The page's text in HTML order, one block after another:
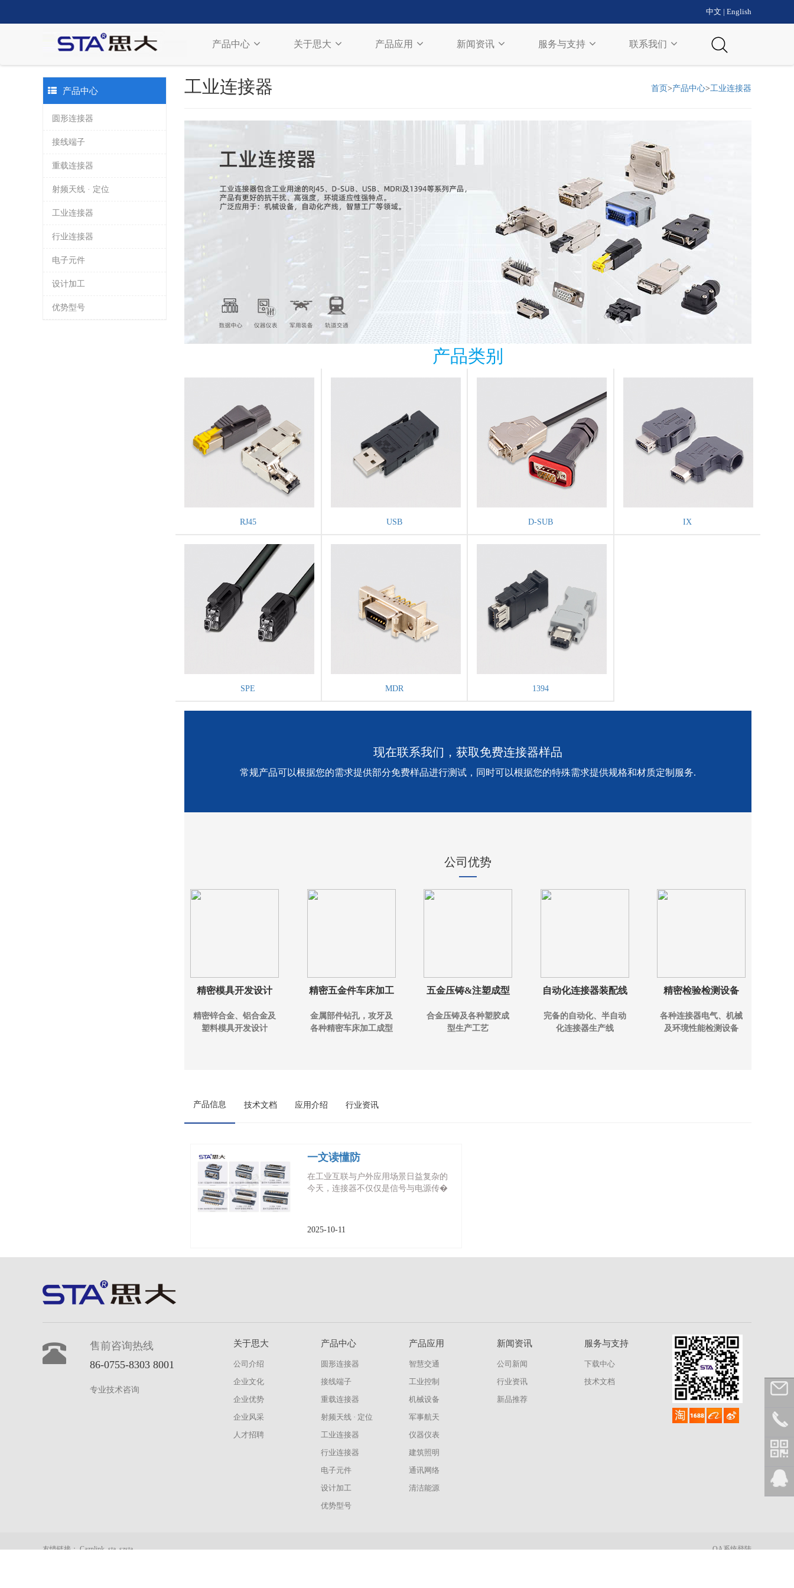
中文 | English
产品中心 关于思大 产品应用 新闻资讯 服务与支持 联系我们
产品中心
圆形连接器
接线端子
重载连接器
射频天线 · 定位
工业连接器
行业连接器
电子元件
设计加工
优势型号
首页>产品中心>工业连接器
工业连接器
产品类别
RJ45 USB D-SUB IX
SPE MDR 1394
现在联系我们，获取免费连接器样品
常规产品可以根据您的需求提供部分免费样品进行测试，同时可以根据您的特殊需求提供规格和材质定制服务.
公司优势
精密模具开发设计
精密锌合金、铝合金及
塑料模具开发设计
精密五金件车床加工
金属部件钻孔，攻牙及
各种精密车床加工成型
五金压铸&注塑成型
合金压铸及各种塑胶成
型生产工艺
自动化连接器装配线
完备的自动化、半自动
化连接器生产线
精密检验检测设备
各种连接器电气、机械
及环境性能检测设备
产品信息 技术文档 应用介绍 行业资讯
一文读懂防
在工业互联与户外应用场景日益复杂的
今天，连接器不仅仅是信号与电源传�
2025-10-11
售前咨询热线
86-0755-8303 8001
专业技术咨询
关于思大
公司介绍
企业文化
企业优势
企业风采
人才招聘
产品中心
圆形连接器
接线端子
重载连接器
射频天线 · 定位
工业连接器
行业连接器
电子元件
设计加工
优势型号
产品应用
智慧交通
工业控制
机械设备
军事航天
仪器仪表
建筑照明
通讯网络
清洁能源
新闻资讯
公司新闻
行业资讯
新品推荐
服务与支持
下载中心
技术文档
友情链接： Caznlink sta szsta OA系统登陆